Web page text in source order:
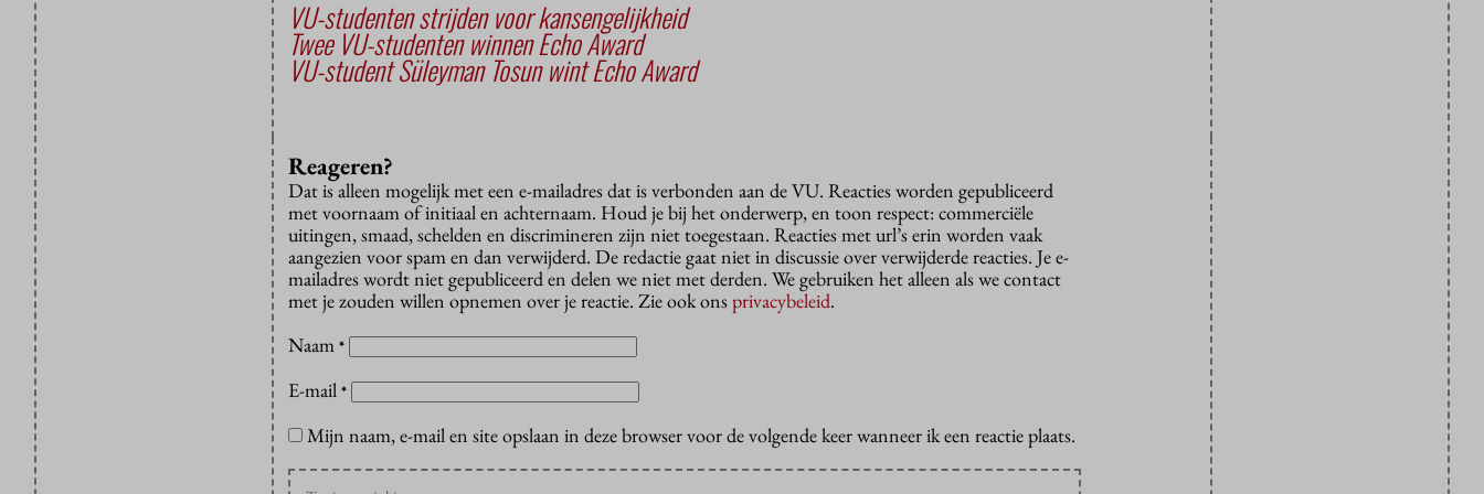
VU-studenten strijden voor kansengelijkheid
Twee VU-studenten winnen Echo Award
VU-student Süleyman Tosun wint Echo Award
Reageren?
Dat is alleen mogelijk met een e-mailadres dat is verbonden aan de VU. Reacties worden gepubliceerd
met voornaam of initiaal en achternaam. Houd je bij het onderwerp, en toon respect: commerciële
uitingen, smaad, schelden en discrimineren zijn niet toegestaan. Reacties met url’s erin worden vaak
aangezien voor spam en dan verwijderd. De redactie gaat niet in discussie over verwijderde reacties. Je e-
mailadres wordt niet gepubliceerd en delen we niet met derden. We gebruiken het alleen als we contact
met je zouden willen opnemen over je reactie. Zie ook onsprivacybeleid.
Naam *
E-mail *
Mijn naam, e-mail en site opslaan in deze browser voor de volgende keer wanneer ik een reactie plaats.